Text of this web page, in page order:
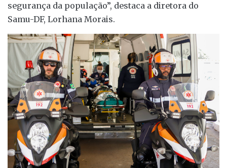
segurança da população”, destaca a diretora do
Samu-DF, Lorhana Morais.